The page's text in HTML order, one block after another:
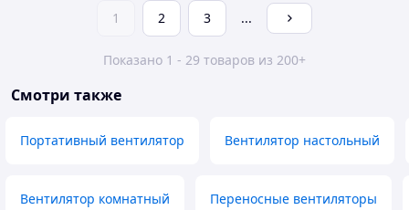
1 2 3 ...
Показано 1 - 29 товаров из 200+
Смотри также
Портативный вентилятор Вентилятор настольный
Вентилятор комнатный Переносные вентиляторы